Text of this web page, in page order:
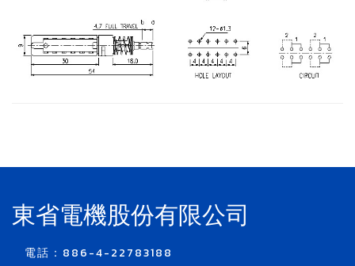
東省電機股份有限公司
電話：886-4-22783188